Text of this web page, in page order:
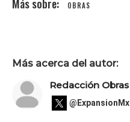
OBRAS
Más acerca del autor:
Redacción Obras
@ExpansionMx